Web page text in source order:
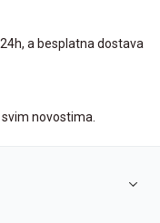
a besplatna dostava
novostima.